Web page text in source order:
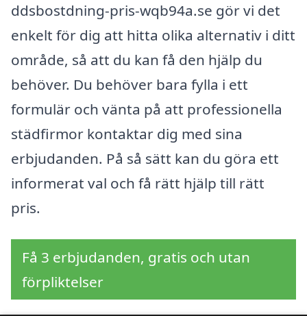
ddsbostdning-pris-wqb94a.se gör vi det
enkelt för dig att hitta olika alternativ i ditt
område, så att du kan få den hjälp du
behöver. Du behöver bara fylla i ett
formulär och vänta på att professionella
städfirmor kontaktar dig med sina
erbjudanden. På så sätt kan du göra ett
informerat val och få rätt hjälp till rätt
pris.
Få 3 erbjudanden, gratis och utan
förpliktelser